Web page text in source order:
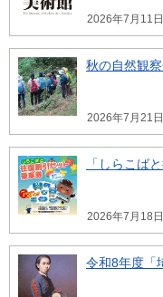
2026年7月11
秋の自然観
2026年7月21
「しらこば
2026年7月18
令和8年度「